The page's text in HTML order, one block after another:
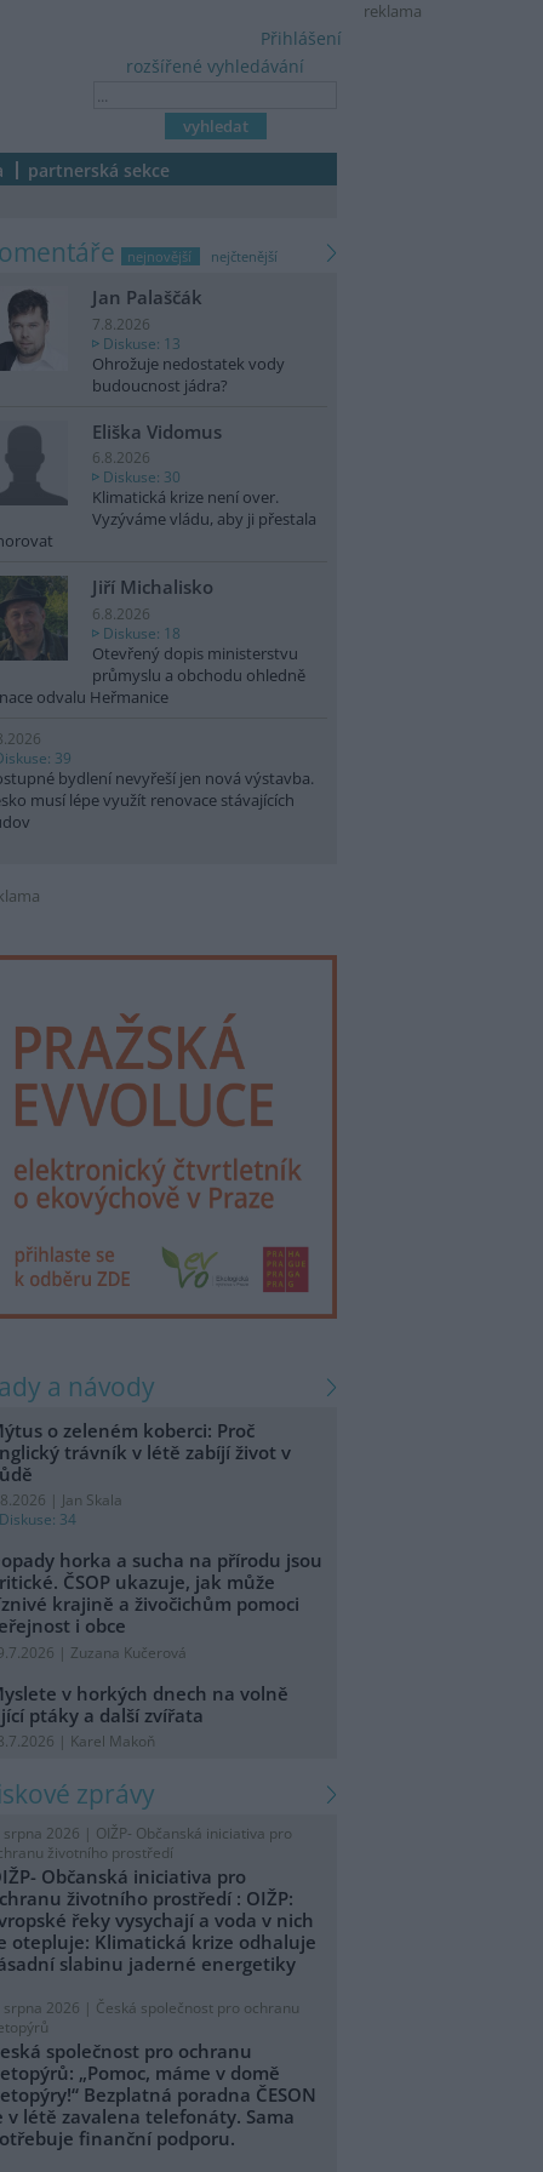
reklama
rozšířené vyhledávání
Přihlášení
partnerská sekce
nejnovější nejčtenější
Jan Palaščák
7.8.2026
Diskuse: 13
Ohrožuje nedostatek vody
budoucnost jádra?
Eliška Vidomus
6.8.2026
Diskuse: 30
Klimatická krize není over.
Vyzýváme vládu, aby ji přestala
Jiří Michalisko
6.8.2026
Diskuse: 18
Otevřený dopis ministerstvu
průmyslu a obchodu ohledně
odvalu Heřmanice
39
bydlení nevyřeší jen nová výstavba.
musí lépe využít renovace stávajících
a návody
o zeleném koberci: Proč
trávník v létě zabíjí život v
| Jan Skala
Diskuse: 34
horka a sucha na přírodu jsou
ČSOP ukazuje, jak může
krajině a živočichům pomoci
i obce
| Zuzana Kučerová
v horkých dnech na volně
ptáky a další zvířata
| Karel Makoň
zprávy
srpna 2026 | OIŽP- Občanská iniciativa pro
životního prostředí
Občanská iniciativa pro
životního prostředí : OIŽP:
řeky vysychají a voda v nich
otepluje: Klimatická krize odhaluje
slabinu jaderné energetiky
srpna 2026 | Česká společnost pro ochranu
společnost pro ochranu
„Pomoc, máme v domě
Bezplatná poradna ČESON
v létě zavalena telefonáty. Sama
finanční podporu.